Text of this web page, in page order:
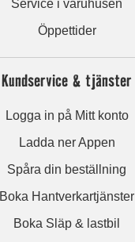
Service i varuhusen
Öppettider
Kundservice & tjänster
Logga in på Mitt konto
Ladda ner Appen
Spåra din beställning
Boka Hantverkartjänster
Boka Släp & lastbil